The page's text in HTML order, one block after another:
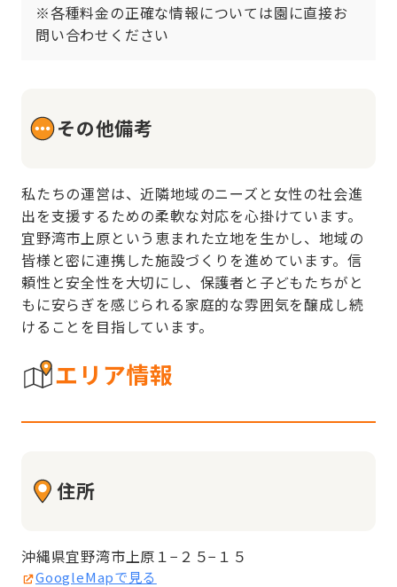
※各種料金の正確な情報については園に直接お
問い合わせください
その他備考
私たちの運営は、近隣地域のニーズと女性の社会進
出を支援するための柔軟な対応を心掛けています。
宜野湾市上原という恵まれた立地を生かし、地域の
皆様と密に連携した施設づくりを進めています。信
頼性と安全性を大切にし、保護者と子どもたちがと
もに安らぎを感じられる家庭的な雰囲気を醸成し続
けることを目指しています。
エリア情報
住所
沖縄県宜野湾市上原１−２５−１５
GoogleMapで見る